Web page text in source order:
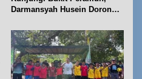
Darmansyah Husein Dorong